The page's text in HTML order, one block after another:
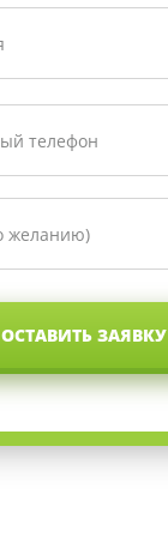
ОСТАВИТЬ ЗАЯВКУ